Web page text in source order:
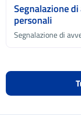
Segnalazione
personali
Segnalazione di